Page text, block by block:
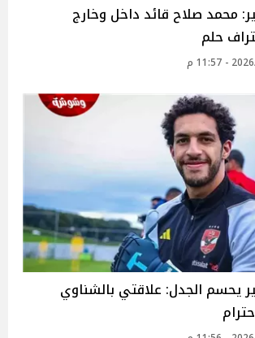
محمد صلاح قائد داخل وخارج
حلم
الجدل: علاقتي بالشناوي